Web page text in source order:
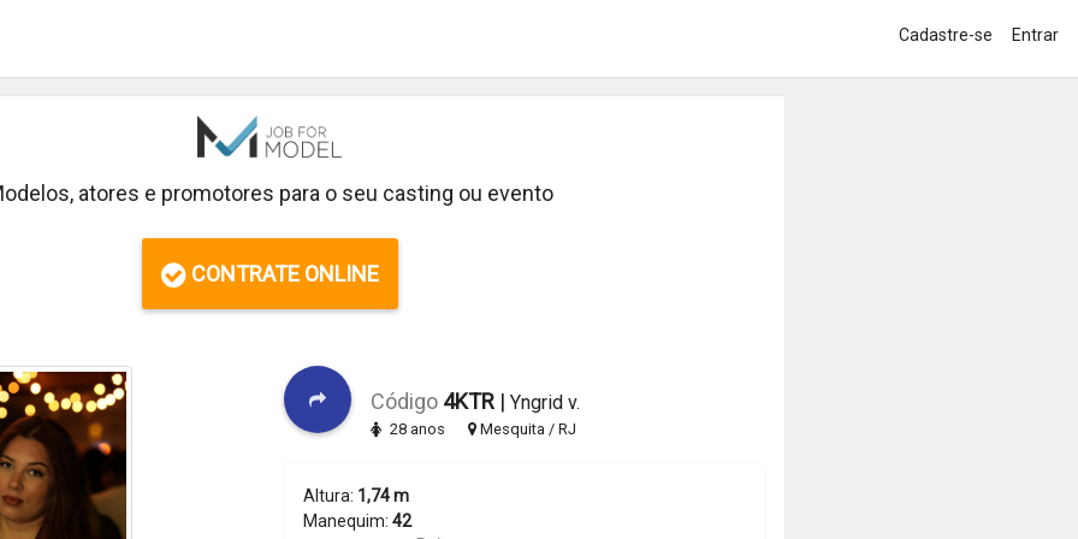
Cadastre-se Entrar
atores e promotores para o seu casting ou evento
CONTRATE ONLINE
Código 4KTR | Yngrid v.
28 anos Mesquita / RJ
Altura: 1,74 m
Manequim: 42